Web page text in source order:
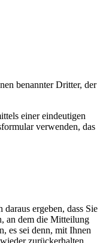
benannter Dritter, der
einer eindeutigen
verwenden, das
ergeben, dass Sie
an dem die Mitteilung
es sei denn, mit Ihnen
zurückerhalten